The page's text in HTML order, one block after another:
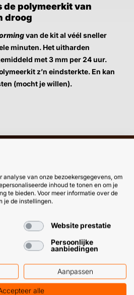
de polymeerkit van
droog
van de kit al véél sneller
minuten. Het uitharden
met 3 mm per 24 uur.
z’n eindsterkte. En kan
(mocht je willen).
WhatsApp
EN SNEL
analyse van onze bezoekersgegevens, om
inhoud te tonen en om je
te bieden. Voor meer informatie over de
je de instellingen.
Website prestatie
Persoonlijke
aanbiedingen
Aanpassen
alle